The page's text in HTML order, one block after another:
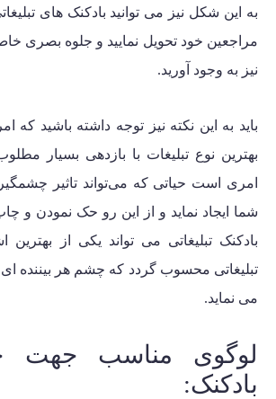
به این شکل نیز می توانید بادکنک های
مراجعین خود تحویل نمایید و جلوه بصری
نیز به وجود آورید.
باید به این نکته نیز توجه داشته باشید که
بهترین نوع تبلیغات با بازدهی بسیار
امری است حیاتی که می‌تواند تاثیر
شما ایجاد نماید و از این رو حک نمودن و
بادکنک تبلیغاتی می تواند یکی از
تبلیغاتی محسوب گردد که چشم هر بیننده
می نماید.
لوگوی مناسب جهت
بادکنک: